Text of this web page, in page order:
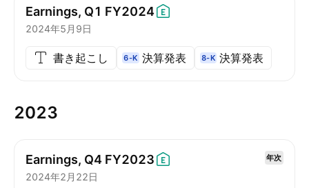
Earnings, Q1 FY2024
2024年5月9日
書き起こし 6-K 決算発表 8-K 決算発表
2023
Earnings, Q4 FY2023 年次
2024年2月22日